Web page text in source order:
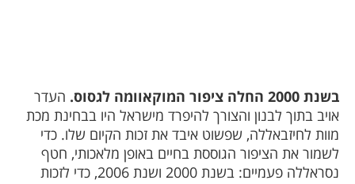
בשנת 2000 החלה ציפור המוקאוומה לגסוס.
העדר
אויב בתוך לבנון והצורך להיפרד מישראל היו בבחינת מכת
מוות לחיזבאללה, שפשוט איבד את זכות הקיום שלו. כדי
לשמור את הציפור הגוססת בחיים באופן מלאכותי, חטף
נסראללה פעמיים: בשנת 2000 ושנת 2006, כדי לזכות